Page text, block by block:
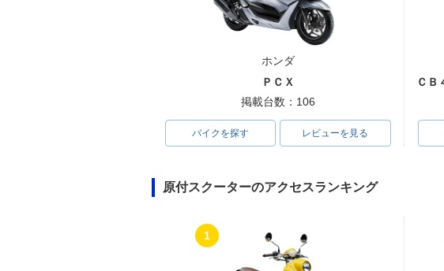
ホンダ
ＰＣＸ
掲載台数：106
バイクを探す レビューを見る
原付スクーターのアクセスランキング
1